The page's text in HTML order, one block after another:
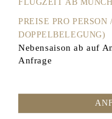
FLUGZEIT AB
PREISE PRO
DOPPELBELEGUNG)
Nebensaison ab auf
Anfrage